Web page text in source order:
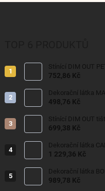
Stínící DIM OUT
752,86 Kč
Dekorační látka
498,76 Kč
Stínící DIM OUT
699,38 Kč
Dekorační látka
1 229,36 Kč
989,78 Kč